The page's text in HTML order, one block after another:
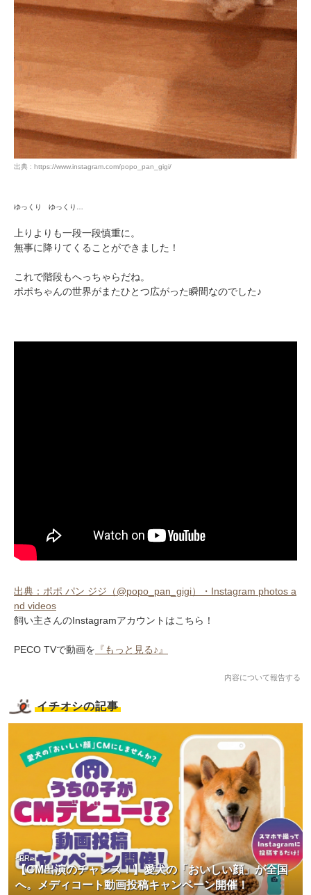
出典 : https://www.instagram.com/popo_pan_gigi/
ゆっくり ゆっくり…
上りよりも一段一段慎重に。
無事に降りてくることができました！
これで階段もへっちゃらだね。
ポポちゃんの世界がまたひとつ広がった瞬間なのでした♪
出典：ポポ パン ジジ（@popo_pan_gigi）・Instagram photos a
nd videos
飼い主さんのInstagramアカウントはこちら！
PECO TVで動画を 『もっと見る♪』
内容について報告する
イチオシの記事
【CM出演のチャンス！】愛犬の「おいしい顔」が全国
へ。メディコート動画投稿キャンペーン開催！
<PR>
アプリをダウンロードする